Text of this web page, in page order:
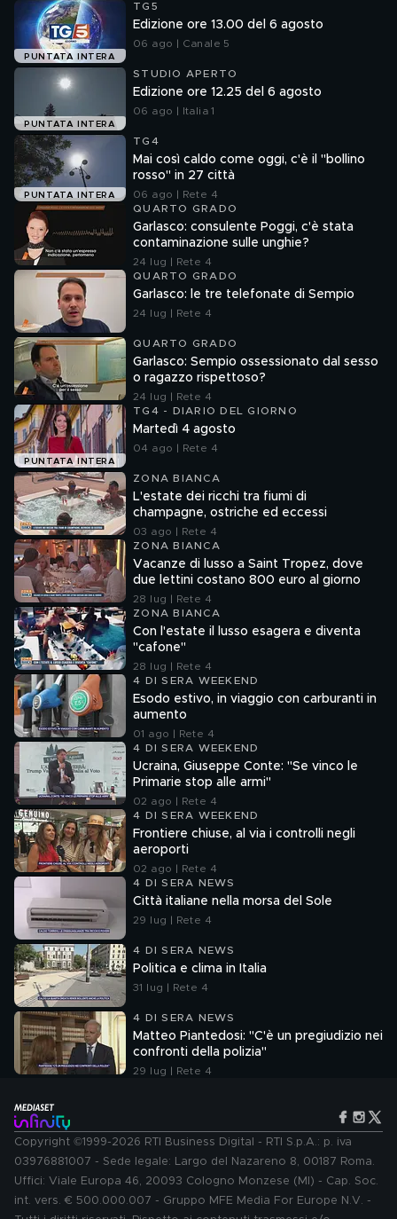
PUNTATA INTERA
TG5
Edizione ore 13.00 del 6 agosto
06 ago | Canale 5
PUNTATA INTERA
STUDIO APERTO
Edizione ore 12.25 del 6 agosto
06 ago | Italia 1
PUNTATA INTERA
TG4
Mai così caldo come oggi, c'è il "bollino
rosso" in 27 città
06 ago | Rete 4
QUARTO GRADO
Garlasco: consulente Poggi, c'è stata
contaminazione sulle unghie?
24 lug | Rete 4
QUARTO GRADO
Garlasco: le tre telefonate di Sempio
24 lug | Rete 4
QUARTO GRADO
Garlasco: Sempio ossessionato dal sesso
o ragazzo rispettoso?
24 lug | Rete 4
PUNTATA INTERA
TG4 - DIARIO DEL GIORNO
Martedì 4 agosto
04 ago | Rete 4
ZONA BIANCA
L'estate dei ricchi tra fiumi di
champagne, ostriche ed eccessi
03 ago | Rete 4
ZONA BIANCA
Vacanze di lusso a Saint Tropez, dove
due lettini costano 800 euro al giorno
28 lug | Rete 4
ZONA BIANCA
Con l'estate il lusso esagera e diventa
"cafone"
28 lug | Rete 4
4 DI SERA WEEKEND
Esodo estivo, in viaggio con carburanti in
aumento
01 ago | Rete 4
4 DI SERA WEEKEND
Ucraina, Giuseppe Conte: "Se vinco le
Primarie stop alle armi"
02 ago | Rete 4
4 DI SERA WEEKEND
Frontiere chiuse, al via i controlli negli
aeroporti
02 ago | Rete 4
4 DI SERA NEWS
Città italiane nella morsa del Sole
29 lug | Rete 4
4 DI SERA NEWS
Politica e clima in Italia
31 lug | Rete 4
4 DI SERA NEWS
Matteo Piantedosi: "C'è un pregiudizio nei
confronti della polizia"
29 lug | Rete 4
Copyright ©1999-2026 RTI Business Digital - RTI S.p.A.: p. iva
03976881007 - Sede legale: Largo del Nazareno 8, 00187 Roma.
Uffici: Viale Europa 46, 20093 Cologno Monzese (MI) - Cap. Soc.
int. vers. € 500.000.007 - Gruppo MFE Media For Europe N.V. -